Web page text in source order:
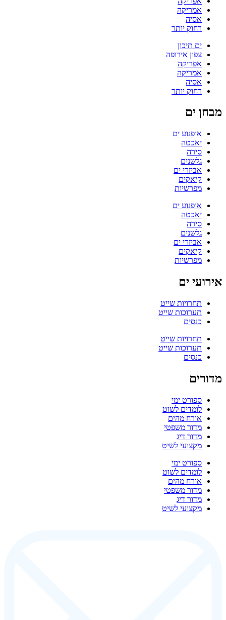
אמריקה
אסיה
רחוק יותר
ים תיכון
צפון אירופה
אפריקה
אמריקה
אסיה
רחוק יותר
מבחן ים
אופנוע ים
יאכטה
סירה
גלשנים
אביזרי ים
קיאקים
מפרשיות
אופנוע ים
יאכטה
סירה
גלשנים
אביזרי ים
קיאקים
מפרשיות
אירועי ים
תחרויות שייט
תערוכות שייט
כנסים
תחרויות שייט
תערוכות שייט
כנסים
מדורים
ספורט ימי
לומדים לשוט
אורח מהים
מדור משפטי
מדור דיג
מקצועי לשיט
ספורט ימי
לומדים לשוט
אורח מהים
מדור משפטי
מדור דיג
מקצועי לשיט